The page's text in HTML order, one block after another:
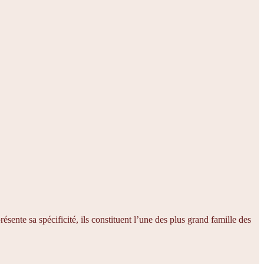
sa spécificité, ils constituent l’une des plus grand famille des